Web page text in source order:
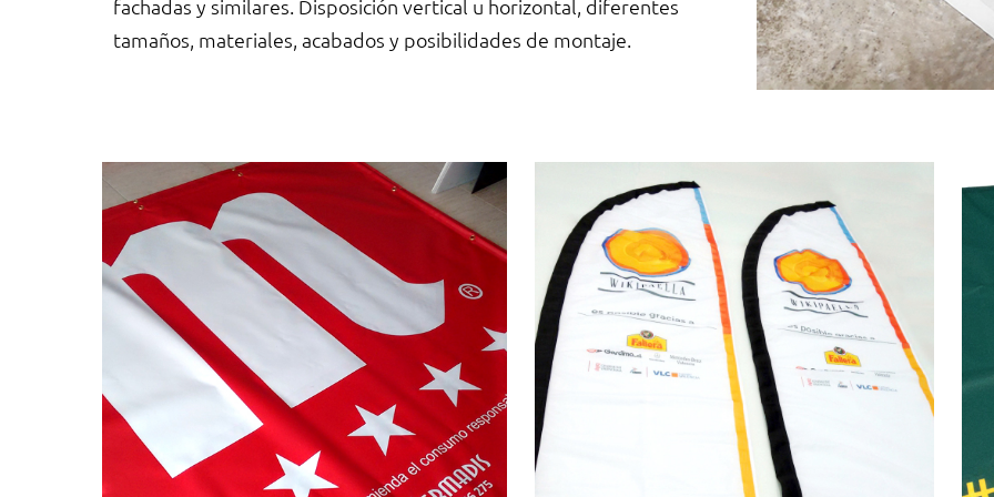
fachadas y similares. Disposición vertical u horizontal, diferentes
tamaños, materiales, acabados y posibilidades de montaje.